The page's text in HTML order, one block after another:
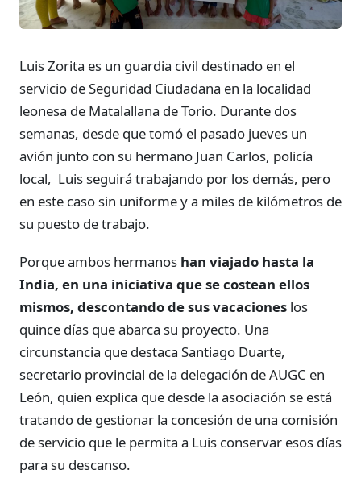
Luis Zorita es un guardia civil destinado en el
servicio de Seguridad Ciudadana en la localidad
leonesa de Matalallana de Torio. Durante dos
semanas, desde que tomó el pasado jueves un
avión junto con su hermano Juan Carlos, policía
local, Luis seguirá trabajando por los demás, pero
en este caso sin uniforme y a miles de kilómetros de
su puesto de trabajo.
Porque ambos hermanos han viajado hasta la
India, en una iniciativa que se costean ellos
mismos, descontando de sus vacaciones los
quince días que abarca su proyecto. Una
circunstancia que destaca Santiago Duarte,
secretario provincial de la delegación de AUGC en
León, quien explica que desde la asociación se está
tratando de gestionar la concesión de una comisión
de servicio que le permita a Luis conservar esos días
para su descanso.